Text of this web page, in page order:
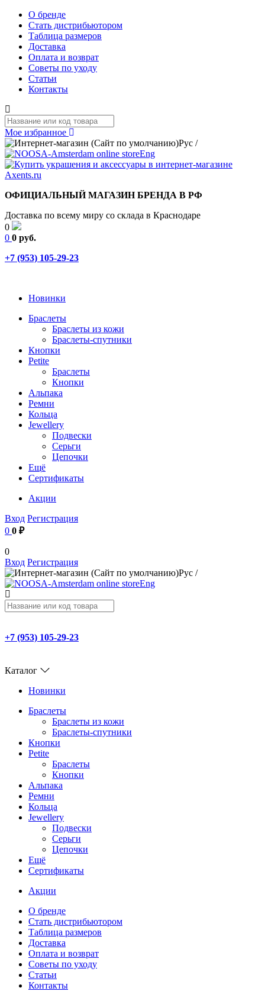
О бренде
Стать дистрибьютором
Таблица размеров
Доставка
Оплата и возврат
Советы по уходу
Статьи
Контакты
Мое избранное
Рус /
Eng
ОФИЦИАЛЬНЫЙ МАГАЗИН БРЕНДА В РФ
Доставка по всему миру со склада в Краснодаре
0
0 0 руб.
+7 (953) 105-29-23
Новинки
Браслеты
Браслеты из кожи
Браслеты-спутники
Кнопки
Petite
Браслеты
Кнопки
Альпака
Ремни
Кольца
Jewellery
Подвески
Серьги
Цепочки
Ещё
Сертификаты
Акции
Вход Регистрация
0 0 ₽
0
Вход Регистрация
Рус /
Eng
+7 (953) 105-29-23
Каталог
Новинки
Браслеты
Браслеты из кожи
Браслеты-спутники
Кнопки
Petite
Браслеты
Кнопки
Альпака
Ремни
Кольца
Jewellery
Подвески
Серьги
Цепочки
Ещё
Сертификаты
Акции
О бренде
Стать дистрибьютором
Таблица размеров
Доставка
Оплата и возврат
Советы по уходу
Статьи
Контакты